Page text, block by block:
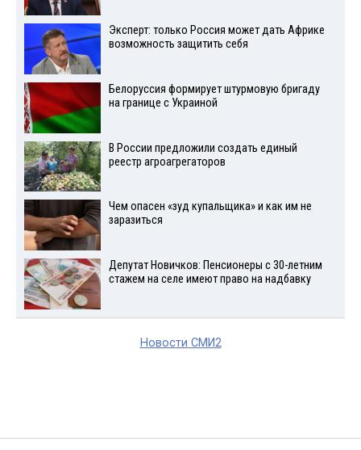
Эксперт: только Россия может дать Африке
возможность защитить себя
Белоруссия формирует штурмовую бригаду
на границе с Украиной
В России предложили создать единый
реестр агроагрегаторов
Чем опасен «зуд купальщика» и как им не
заразиться
Депутат Новичков: Пенсионеры с 30-летним
стажем на селе имеют право на надбавку
Новости СМИ2